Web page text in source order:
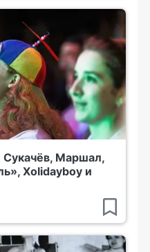
Маршал,
Xolidayboy и